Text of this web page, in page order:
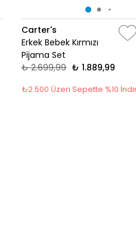
Carter's
Erkek Bebek Kırmızı
Pijama Set
₺ 2.699,99 ₺ 1.889,99
₺2.500 Üzeri Sepette %10